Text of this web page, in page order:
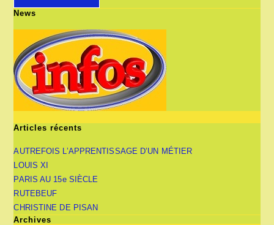
News
Articles récents
AUTREFOIS L’APPRENTISSAGE D’UN MÉTIER
LOUIS XI
PARIS AU 15e SIÈCLE
RUTEBEUF
CHRISTINE DE PISAN
Archives